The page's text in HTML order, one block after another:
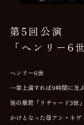
第5回公演
「ヘンリー6世
ヘンリー6世
一挙上演すれば9時間に及
後の暴君「リチャード3世
かけとなった母アン・ネ